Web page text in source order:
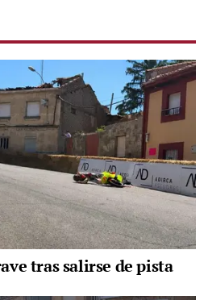
tras salirse de pista